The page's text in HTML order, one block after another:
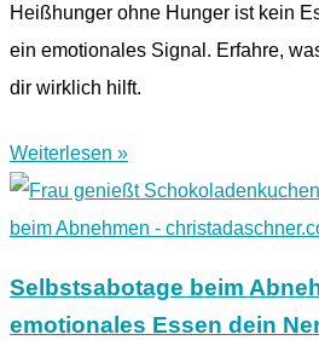
Heißhunger ohne Hunger ist kein
ein emotionales Signal. Erfahre,
dir wirklich hilft.
Weiterlesen »
Selbstsabotage beim
emotionales Essen dein